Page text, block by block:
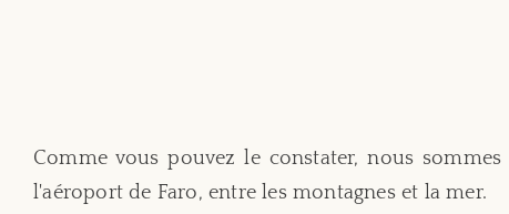
Comme vous pouvez le constater, nous
l'aéroport de Faro, entre les montagnes et la mer.